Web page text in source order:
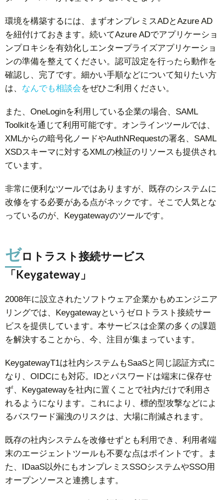
環境を構築するには、まずオンプレミスADとAzure AD
を紐付けておきます。続いてAzure ADでアプリケーショ
ンプロキシを有効化しエンタープライズアプリケーショ
ンの準備を整えてください。認可設定を行ったら動作を
確認し、完了です。細かい手順などについて知りたい方
は、 なんでも相談会をぜひご利用ください。
また、OneLoginを利用している企業の場合、SAML
Toolkitを通じて利用可能です。オンラインツールでは、
XMLからの暗号化ノードやAuthNRequestの署名、SAML
XSDスキーマに対するXMLの検証のリソースも提供され
ています。
非常に便利なツールではありますが、既存のシステムに
改修をする必要がある点がネックです。そこで人気とな
っているのが、Keygatewayのツールです。
ゼロトラスト接続サービス
「Keygateway」
2008年に設立されたソフトウェア企業かもめエンジニア
リングでは、Keygatewayというゼロトラスト接続サー
ビスを提供しています。本サービスは企業の多くの課題
を解決することから、今、注目が集まっています。
KeygatewayT1は社内システムもSaaSと同じ認証方式に
なり、OIDCにも対応。IDとパスワードは端末に保存せ
ず、Keygatewayを社内に置くことで社内だけで利用さ
れるようになります。これにより、標的型攻撃などによ
るパスワード漏洩のリスクは、大場に削減されます。
既存の社内システムを改修せずとも利用でき、利用者端
末のエージェントツールも不要な点はポイントです。ま
た、IDaaS以外にもオンプレミスSSOシステムやSSO用
オープンソースと連携します。